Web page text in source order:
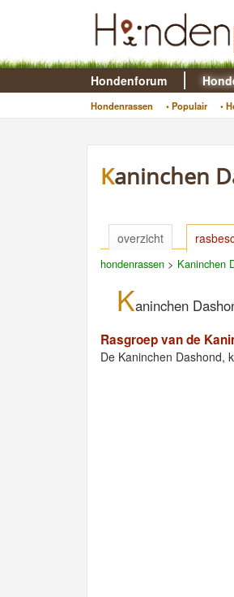
Hondenforum
Hondenrassen • Populair •
Kaninchen
overzicht
hondenrassen > Kaninchen
Kaninchen
Rasgroep van de
De Kaninchen Dashond,